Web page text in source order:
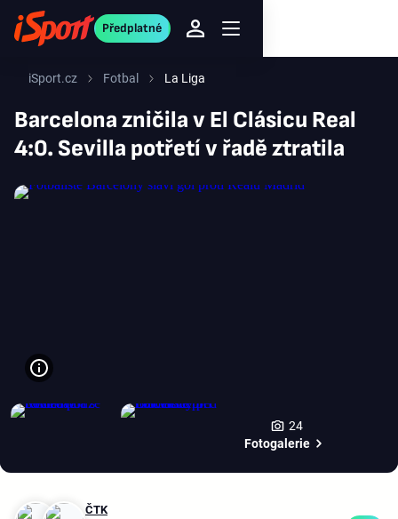
Předplatné
iSport.cz Fotbal La Liga
Barcelona zničila v El Clásicu Real
4:0. Sevilla potřetí v řadě ztratila
24
Fotogalerie
ČTK